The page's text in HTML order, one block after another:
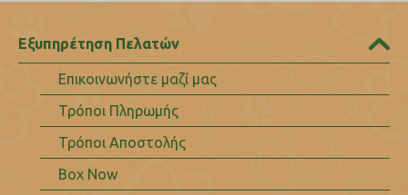
Εξυπηρέτηση Πελατών
Επικοινωνήστε μαζί μας
Τρόποι Πληρωμής
Τρόποι Αποστολής
Box Now